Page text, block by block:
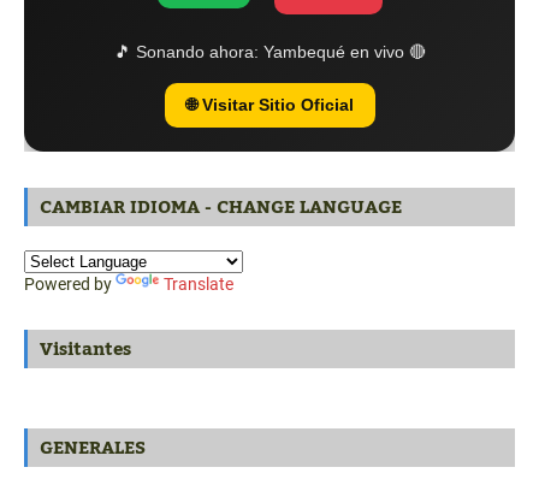
🎵 Sonando ahora: Yambequé en vivo 🔴
🌐 Visitar Sitio Oficial
CAMBIAR IDIOMA - CHANGE LANGUAGE
Powered by Translate
Visitantes
GENERALES